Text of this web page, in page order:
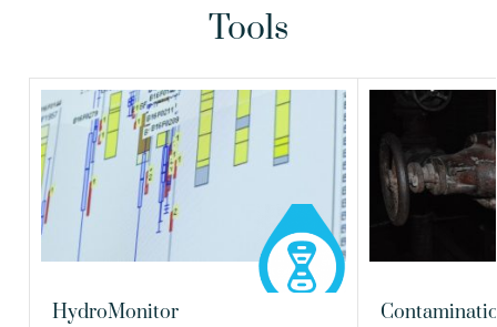
Tools
HydroMonitor